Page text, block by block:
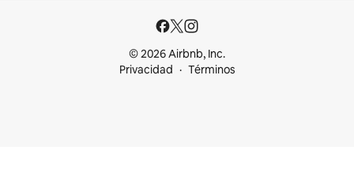
© 2026 Airbnb, Inc.
Privacidad
Términos